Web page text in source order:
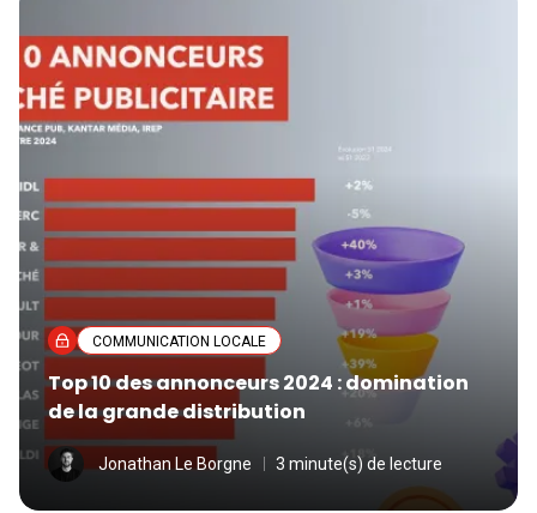
COMMUNICATION LOCALE
Top 10 des annonceurs 2024 : domination
de la grande distribution
Jonathan Le Borgne 3 minute(s) de lecture